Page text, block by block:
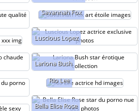
Savannah Fox
Luscious Lopez
Lariona Bush
Rio Lee
Bella Elise Rose